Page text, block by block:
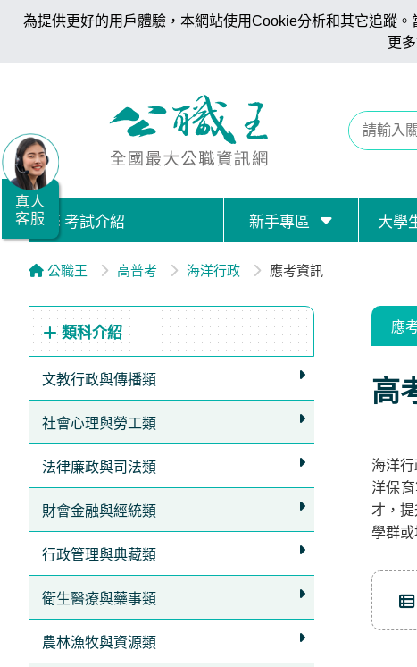
為提供更好的用戶體驗，本網站使用Cookie分析和其它追蹤
更
考試介紹 新手專區 大學
公職王 高普考 海洋行政 應考資訊
類科介紹
文教行政與傳播類
社會心理與勞工類
法律廉政與司法類
財會金融與經統類
行政管理與典藏類
衛生醫療與藥事類
農林漁牧與資源類
應
高
海洋
洋保
才，
學群或
真人
客服
職/
就
業/
證
務
據
點
即
LINE
方